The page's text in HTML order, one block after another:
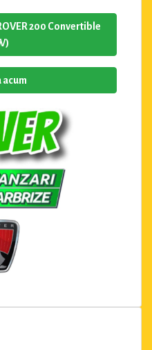
200 Convertible
acum